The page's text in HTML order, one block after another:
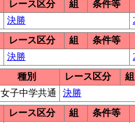
レース区分 組
条件等
決勝
レース区分 組
条件等
決勝
種別 レース区分
組
女子中学共通
決勝
レース区分 組
条件等